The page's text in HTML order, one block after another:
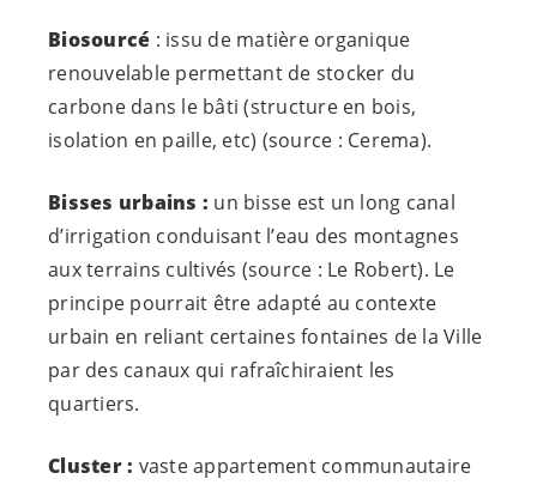
Biosourcé : issu de matière organique
renouvelable permettant de stocker du
carbone dans le bâti (structure en bois,
isolation en paille, etc) (source : Cerema).
Bisses urbains : un bisse est un long canal
d’irrigation conduisant l’eau des montagnes
aux terrains cultivés (source : Le Robert). Le
principe pourrait être adapté au contexte
urbain en reliant certaines fontaines de la Ville
par des canaux qui rafraîchiraient les
quartiers.
Cluster : vaste appartement communautaire